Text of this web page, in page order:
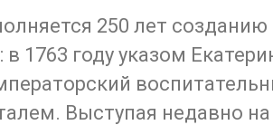
250 лет
в 1763 году указом
Выступая недавно